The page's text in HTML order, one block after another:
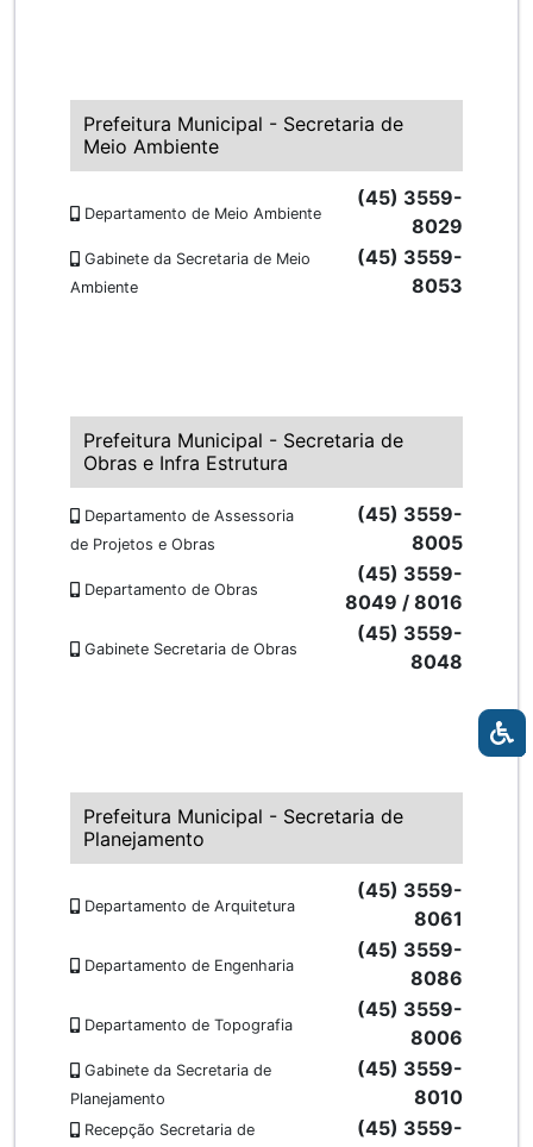
Prefeitura Municipal - Secretaria de
Meio Ambiente
Departamento de Meio Ambiente
(45) 3559-
8029
Gabinete da Secretaria de Meio
Ambiente
(45) 3559-
8053
Prefeitura Municipal - Secretaria de
Obras e Infra Estrutura
Departamento de Assessoria
de Projetos e Obras
(45) 3559-
8005
Departamento de Obras
(45) 3559-
8049 / 8016
Gabinete Secretaria de Obras
(45) 3559-
8048
Prefeitura Municipal - Secretaria de
Planejamento
Departamento de Arquitetura
(45) 3559-
8061
Departamento de Engenharia
(45) 3559-
8086
Departamento de Topografia
(45) 3559-
8006
Gabinete da Secretaria de
Planejamento
(45) 3559-
8010
Recepção Secretaria de
(45) 3559-